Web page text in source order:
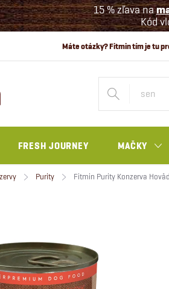
15 % zľava na
Kód
FRESH JOURNEY MAČKY
Purity Fitmin Purity Konzerva